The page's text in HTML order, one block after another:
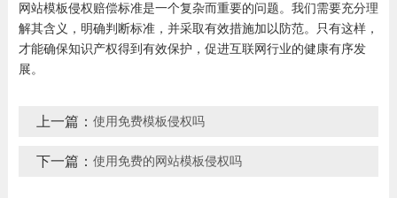
网站模板侵权赔偿标准是一个复杂而重要的问题。我们需要充分理
解其含义，明确判断标准，并采取有效措施加以防范。只有这样，
才能确保知识产权得到有效保护，促进互联网行业的健康有序发
展。
上一篇： 使用免费模板侵权吗
下一篇： 使用免费的网站模板侵权吗